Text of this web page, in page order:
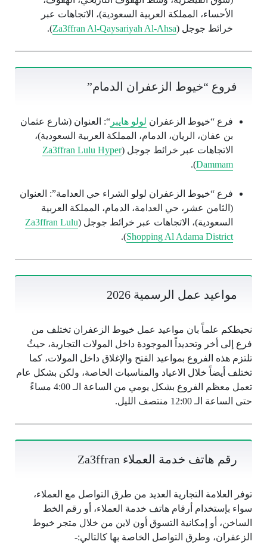
الأحساء، المملكة العربية السعودية)، الاتجاهات عبر
خرائط جوجل (Za3ffran Al-Qaysariyah Al-Ahsa
).
فروع “خيوط الزعفران الدمام”
فرع “خيوط الزعفران لولو هايبر “: العنوان (شارع عثمان
بن عفان، الريان، الدمام، المملكة العربية السعودية)،
الاتجاهات عبر خرائط جوجل (Za3ffran Lulu Hyper
Dammam
).
فرع “خيوط الزعفران لولو الشراء حي العدامة”: العنوان
(الثامن عشر، حي العدامة، الدمام، المملكة العربية
السعودية)، الاتجاهات عبر خرائط جوجل (Za3ffran Lulu
Shopping Al Adama District
).
مواعيد عمل الرسمية 2026
نحيطكم علماً بان مواعيد عمل خيوط الزعفران تختلف من
فرع إلى أخر وتحديداً الموجودة داخل المولات التجارية، حيثُ
تلتزم هذه الفروع بمواعيد الفتح والإغلاق داخل المولات، كما
تختلف أيضاً خلال الاعياد والمناسبات الخاصة، ولكن بشكل عام
تعمل معظم الفروع بشكل يومي من الساعة الـ 4:00 مساءً
حتى الساعة الـ 12:00 منتصف الليل.
رقم هاتف خدمة العملاء Za3ffran
توفر العلامة التجارية العديد من طرق التواصل مع العملاء،
سواء بإستخدام أرقام هاتف خدمة العملاء، أو رقم الخط
الساخن، أو إمكانية التسوق أون لاين من خلال متجر خيوط
الزعفران، وطرق التواصل الخاصة بها كالتالي:-